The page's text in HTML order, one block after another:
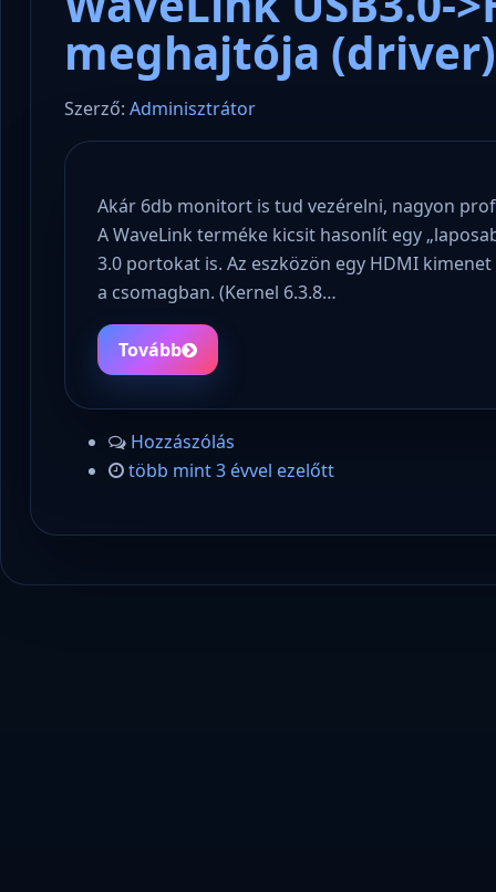
meghajtója (driver)
Szerző: Adminisztrátor
Akár 6db monitort is tud vezérelni, nagyon
A WaveLink terméke kicsit hasonlít egy
3.0 portokat is. Az eszközön egy HDMI
a csomagban. (Kernel 6.3.8…
Tovább
Hozzászólás
több mint 3 évvel ezelőtt